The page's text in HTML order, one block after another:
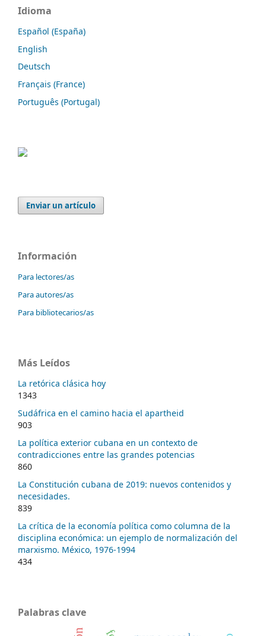
Idioma
Español (España)
English
Deutsch
Français (France)
Português (Portugal)
Enviar un artículo
Información
Para lectores/as
Para autores/as
Para bibliotecarios/as
Más Leídos
La retórica clásica hoy
1343
Sudáfrica en el camino hacia el apartheid
903
La política exterior cubana en un contexto de
contradicciones entre las grandes potencias
860
La Constitución cubana de 2019: nuevos contenidos y
necesidades.
839
La crítica de la economía política como columna de la
disciplina económica: un ejemplo de normalización del
marxismo. México, 1976-1994
434
Palabras clave